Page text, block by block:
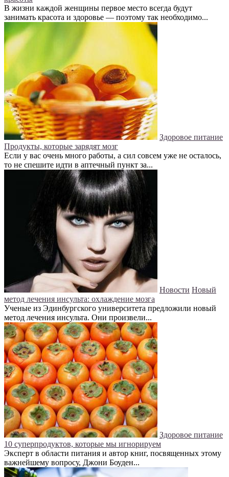
В жизни каждой женщины первое место всегда будут
занимать красота и здоровье — поэтому так необходимо...
Здоровое питание
Продукты, которые зарядят мозг
Если у вас очень много работы, а сил совсем уже не осталось,
то не спешите идти в аптечный пункт за...
Новости Новый
метод лечения инсульта: охлаждение мозга
Ученые из Эдинбургского университета предложили новый
метод лечения инсульта. Они произвели...
Здоровое питание
10 суперпродуктов, которые мы игнорируем
Эксперт в области питания и автор книг, посвященных этому
важнейшему вопросу, Джони Боуден...